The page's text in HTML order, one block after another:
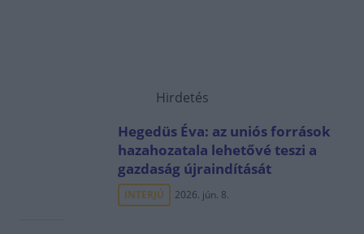
Hirdetés
Hegedüs Éva: az uniós források
hazahozatala lehetővé teszi a
gazdaság újraindítását
INTERJÚ 2026. jún. 8.